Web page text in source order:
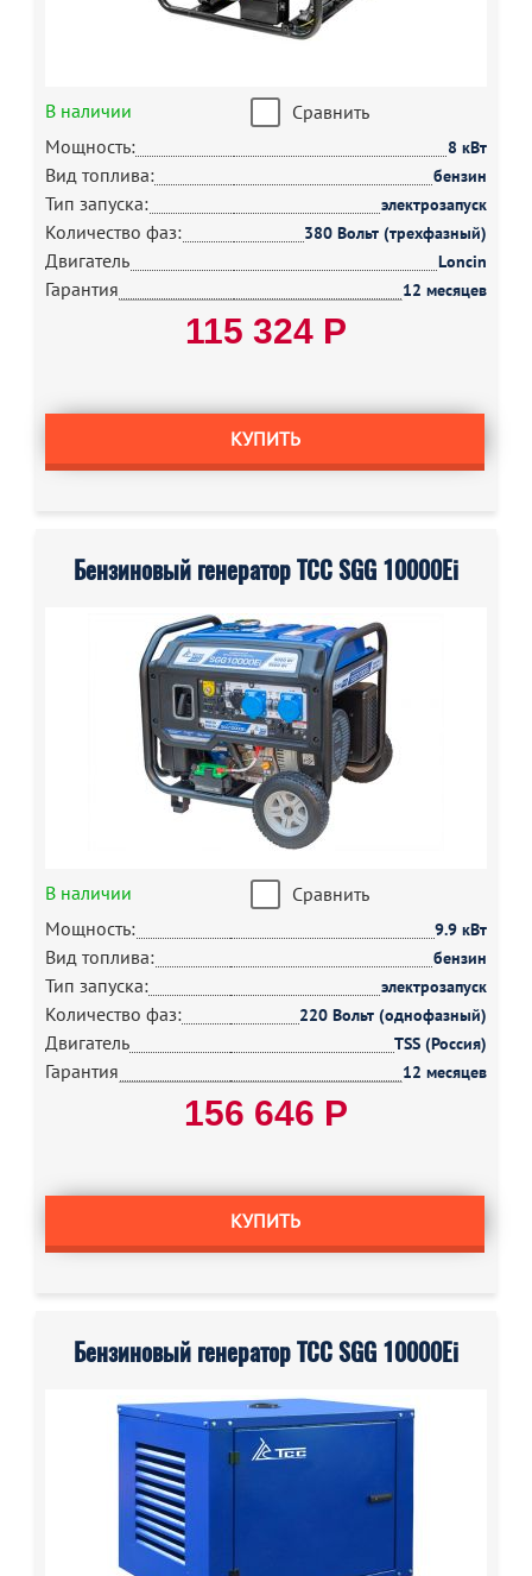
В наличии
Сравнить
Мощность:
8 кВт
Вид топлива: бензин
Тип запуска: электрозапуск
Количество фаз: 380 Вольт (трехфазный)
Двигатель Loncin
Гарантия 12 месяцев
115 324 Р
КУПИТЬ
Бензиновый генератор ТСС SGG 10000Ei
В наличии
Сравнить
Мощность:
9.9 кВт
Вид топлива: бензин
Тип запуска: электрозапуск
Количество фаз: 220 Вольт (однофазный)
Двигатель TSS (Россия)
Гарантия 12 месяцев
156 646 Р
КУПИТЬ
Бензиновый генератор ТСС SGG 10000Ei